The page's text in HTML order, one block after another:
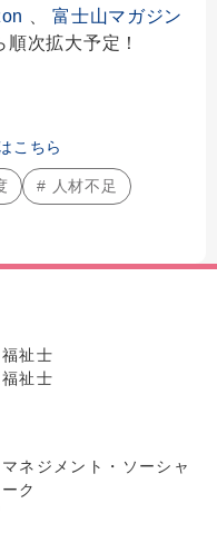
、富士山マガジン
順次拡大予定！
こちら
# 人材不足
祉士
祉士
ネジメント・ソーシャ
ク